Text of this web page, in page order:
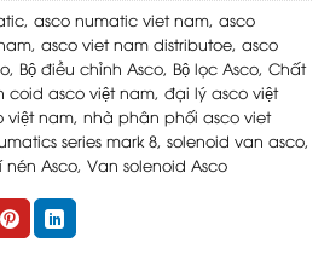
, asco numatic viet nam, asco
, asco viet nam distributoe, asco
, Bộ điều chỉnh Asco, Bộ lọc Asco, Chất
coid asco việt nam, đại lý asco việt
việt nam, nhà phân phối asco viet
series mark 8, solenoid van asco,
nén Asco, Van solenoid Asco